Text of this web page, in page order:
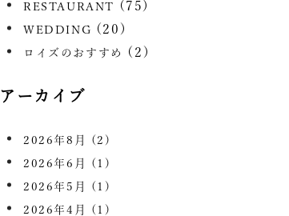
RESTAURANT (75)
WEDDING (20)
ロイズのおすすめ (2)
アーカイブ
2026年8月 (2)
2026年6月 (1)
2026年5月 (1)
2026年4月 (1)